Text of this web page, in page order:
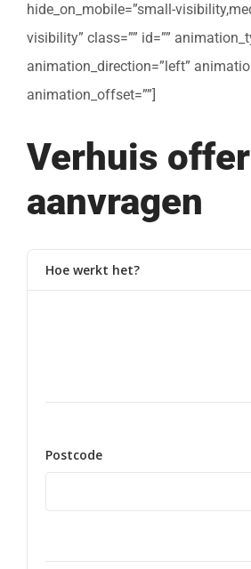
hide_on_mobile=”small-
visibility” class=”” id=””
animation_direction=”left”
animation_offset=””]
Verhuis
aanvragen